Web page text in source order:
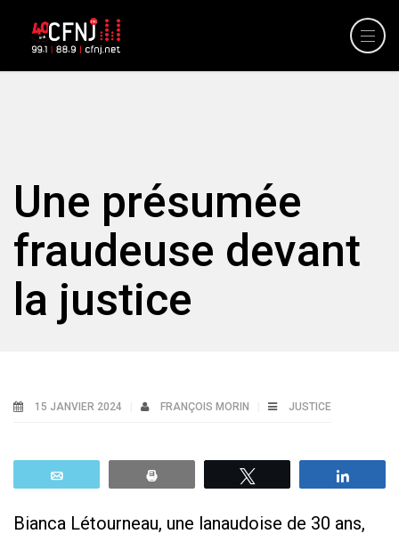
Une présumée
fraudeuse devant
la justice
15 JANVIER 2024 FRANÇOIS MORIN JUSTICE
Bianca Létourneau, une lanaudoise de 30 ans,